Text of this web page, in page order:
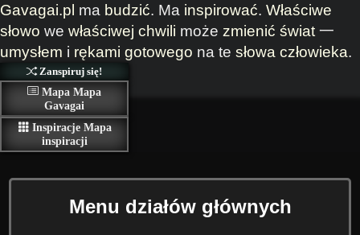
Gavagai.pl ma budzić. Ma inspirować. Właściwe
słowo we właściwej chwili może zmienić świat 一
umysłem i rękami gotowego na te słowa człowieka.
Zanspiruj się!
Mapa Mapa
Gavagai
Inspiracje Mapa
inspiracji
Menu działów głównych